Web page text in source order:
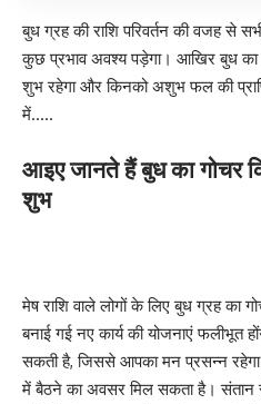
बुध ग्रह की राशि परिवर्तन की वजह से
कुछ प्रभाव अवश्य पड़ेगा। आखिर बुध का
शुभ रहेगा और किनको अशुभ फल की
में…..
आइए जानते हैं बुध का गोचर
शुभ
मेष राशि वाले लोगों के लिए बुध ग्रह का
बनाई गई नए कार्य की योजनाएं फलीभूत
सकती है, जिससे आपका मन प्रसन्न रहेगा।
में बैठने का अवसर मिल सकता है। संतान